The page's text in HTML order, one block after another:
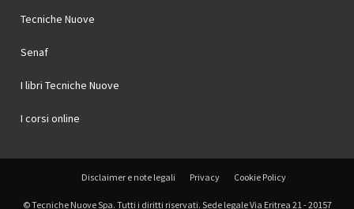
Tecniche Nuove
Senaf
I libri Tecniche Nuove
I corsi online
Disclaimer e note legali Privacy Cookie Policy
© Tecniche Nuove Spa. Tutti i diritti riservati. Sede legale Via Eritrea 21 - 20157